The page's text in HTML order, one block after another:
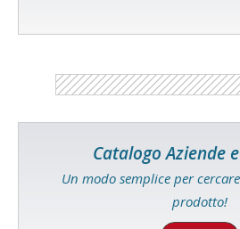
Catalogo Aziende
Un modo semplice per
prodotto!